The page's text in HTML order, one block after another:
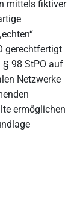
mittels fiktiver
gerechtfertigt
§ 98 StPO auf
Netzwerke
ermöglichen